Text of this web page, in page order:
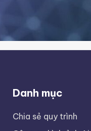
Danh mục
Chia sẻ quy trình